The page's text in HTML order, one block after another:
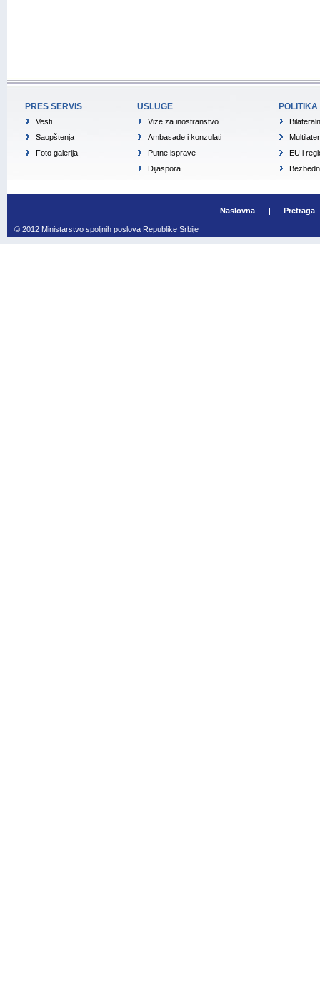
PRES SERVIS
Vesti
Saopštenja
Foto galerija
USLUGE
Vize za inostranstvo
Ambasade i konzulati
Putne isprave
Dijaspora
POLITIKA
EU i
Naslovna Pretraga
© 2012 Ministarstvo spoljnih poslova Republike Srbije